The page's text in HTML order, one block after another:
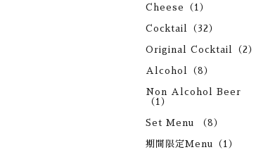
Cheese（1）
Cocktail（32）
Original Cocktail（2）
Alcohol（8）
Non Alcohol Beer
（1）
Set Menu （8）
期間限定Menu（1）